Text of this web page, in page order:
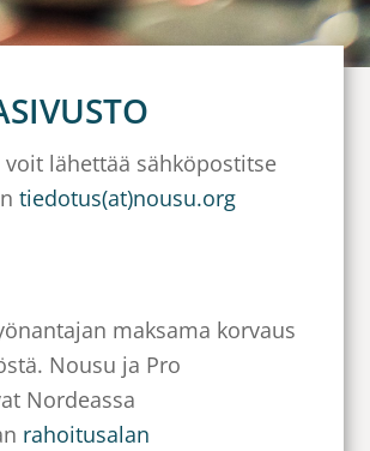
voit lähettää sähköpostitse
tiedotus(at)nousu.org
maksama korvaus
Nousu ja Pro
Nordeassa
rahoitusalan